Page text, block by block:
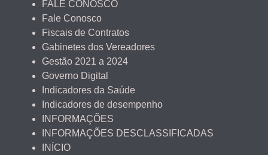
FALE CONOSCO
Fale Conosco
Fiscais de Contratos
Gabinetes dos Vereadores
Gestão 2021 a 2024
Governo Digital
Indicadores da Saúde
Indicadores de desempenho
INFORMAÇÕES
INFORMAÇÕES DESCLASSIFICADAS
INÍCIO